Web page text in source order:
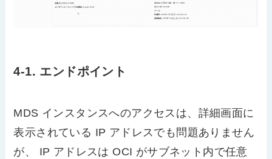
4-1. エンドポイント
MDS インスタンスへのアクセスは、詳細画面に
表示されている IP アドレスでも問題ありません
が、 IP アドレスは OCI がサブネット内で任意